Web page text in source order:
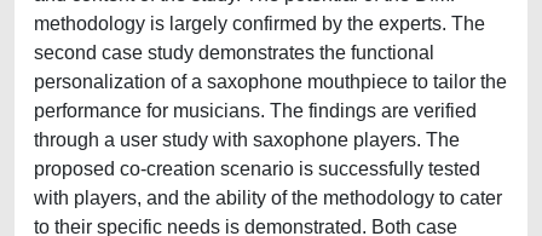
methodology is largely confirmed by the experts. The
second case study demonstrates the functional
personalization of a saxophone mouthpiece to tailor the
performance for musicians. The findings are verified
through a user study with saxophone players. The
proposed co-creation scenario is successfully tested
with players, and the ability of the methodology to cater
to their specific needs is demonstrated. Both case